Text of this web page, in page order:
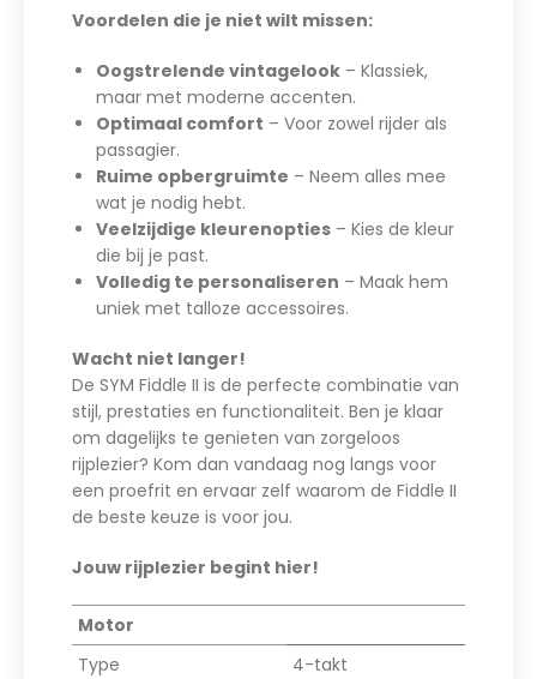
Voordelen die je niet wilt missen:
Oogstrelende vintagelook – Klassiek,
maar met moderne accenten.
Optimaal comfort – Voor zowel rijder als
passagier.
Ruime opbergruimte – Neem alles mee
wat je nodig hebt.
Veelzijdige kleurenopties – Kies de kleur
die bij je past.
Volledig te personaliseren – Maak hem
uniek met talloze accessoires.
Wacht niet langer!
De SYM Fiddle II is de perfecte combinatie van
stijl, prestaties en functionaliteit. Ben je klaar
om dagelijks te genieten van zorgeloos
rijplezier? Kom dan vandaag nog langs voor
een proefrit en ervaar zelf waarom de Fiddle II
de beste keuze is voor jou.
Jouw rijplezier begint hier!
Motor
Type
4-takt